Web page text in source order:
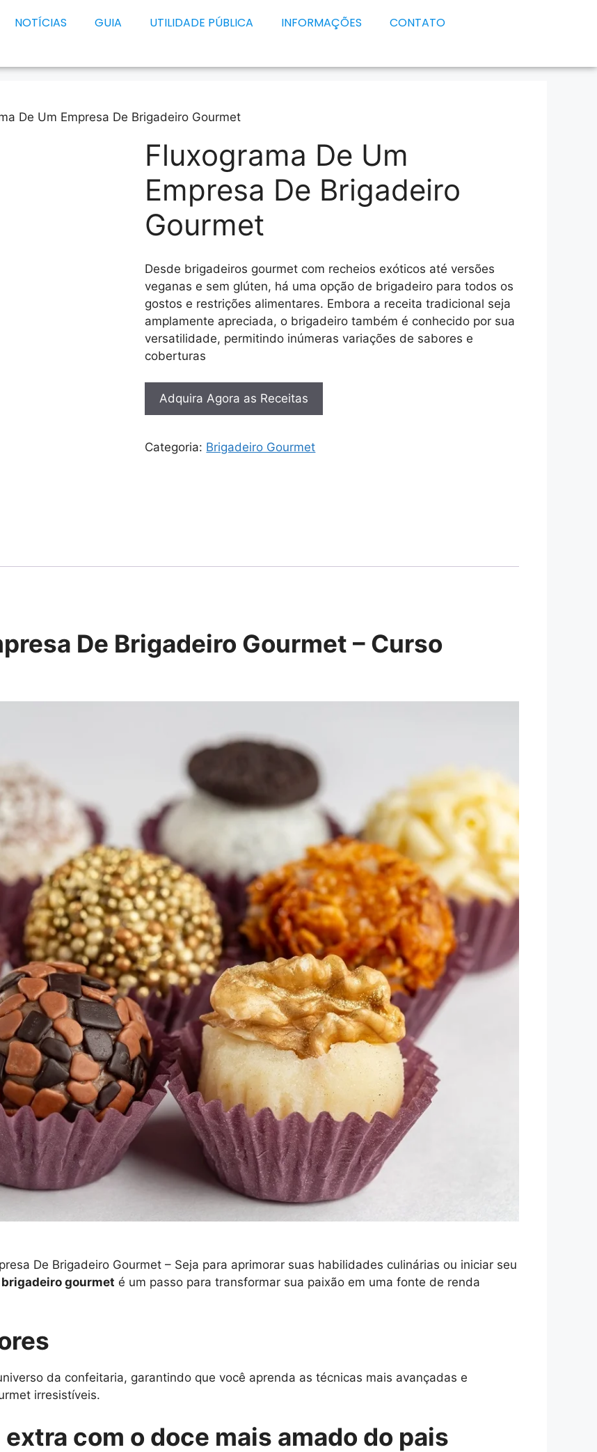
NOTÍCIAS GUIA UTILIDADE PÚBLICA INFORMAÇÕES CONTATO
De Um Empresa De Brigadeiro Gourmet
Fluxograma De Um
Empresa De Brigadeiro
Gourmet
Desde brigadeiros gourmet com recheios exóticos até versões
veganas e sem glúten, há uma opção de brigadeiro para todos os
gostos e restrições alimentares. Embora a receita tradicional seja
amplamente apreciada, o brigadeiro também é conhecido por sua
versatilidade, permitindo inúmeras variações de sabores e
coberturas
Adquira Agora as Receitas
Categoria: Brigadeiro Gourmet
De Brigadeiro Gourmet – Curso
De Brigadeiro Gourmet – Seja para aprimorar suas habilidades culinárias ou iniciar seu
brigadeiro gourmet é um passo para transformar sua paixão em uma fonte de renda
da confeitaria, garantindo que você aprenda as técnicas mais avançadas e
irresistíveis.
com o doce mais amado do pais